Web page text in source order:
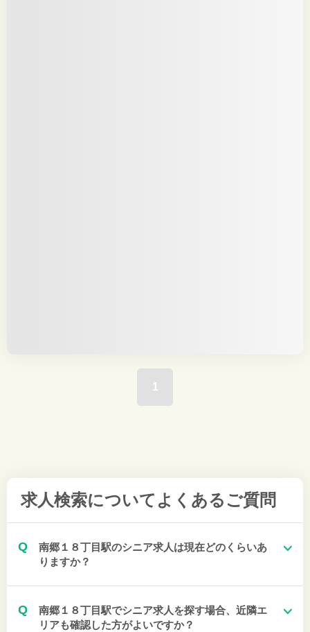
1
求人検索について よくあるご質問
Q
南郷１８丁目駅のシニア求人は現在どのくらいあ
りますか？
Q
南郷１８丁目駅でシニア求人を探す場合、近隣エ
リアも確認した方がよいですか？